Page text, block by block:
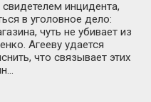
инцидента,
в уголовное дело:
чуть не убивает из
Агееву удается
что связывает этих